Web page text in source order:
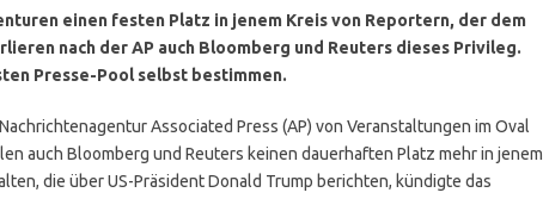
einen festen Platz in jenem Kreis von Reportern, der dem
nach der AP auch Bloomberg und Reuters dieses Privileg.
Presse-Pool selbst bestimmen.
Associated Press (AP) von Veranstaltungen im Oval
auch Bloomberg und Reuters keinen dauerhaften Platz mehr in jenem
die über US-Präsident Donald Trump berichten, kündigte das